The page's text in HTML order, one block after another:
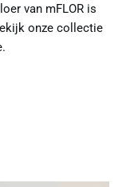
van mFLOR is
onze collectie